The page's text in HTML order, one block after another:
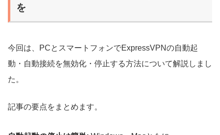
を
今回は、PCとスマートフォンでExpressVPNの自動起
動・自動接続を無効化・停止する方法について解説しまし
た。
記事の要点をまとめます。